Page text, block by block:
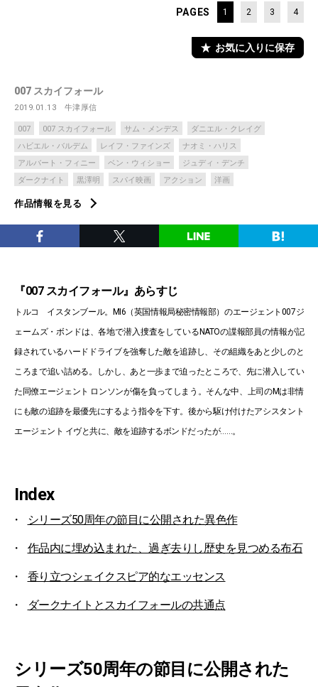
PAGES 1 2 3 4
お気に入りに保存
007 スカイフォール
2019.01.13 牛津厚信
007 007 スカイフォール サム・メンデス
ダニエル・クレイグ
ハビエル・バルデム
レイフ・ファインズ
ナオミ・ハリス
アルバート・フィニー
ベン・ウィショー
ジュディ・デンチ
ダークナイト
黒澤明 スパイ映画 アクション 洋画
作品情報を見る
『007 スカイフォール』あらすじ
トルコ イスタンブール。MI6（英国情報局秘密情報部）のエージェント007ジ
ェームズ・ボンドは、各地で潜入捜査をしているNATOの諜報部員の情報が記
録されているハードドライブを強奪した敵を追跡し、その組織をあと少しのと
ころまで追い詰める。しかし、あと一歩まで迫ったところで、先に潜入してい
た同僚エージェント ロンソンが傷を負ってしまう。そんな中、上司のMは非情
にも敵の追跡を最優先にするよう指令を下す。後から駆け付けたアシスタント
エージェント イヴと共に、敵を追跡するボンドだったが……。
Index
シリーズ50周年の節目に公開された異色作
作品内に埋め込まれた、過ぎ去りし歴史を見つめる布石
香り立つシェイクスピア的なエッセンス
ダークナイトとスカイフォールの共通点
シリーズ50周年の節目に公開された